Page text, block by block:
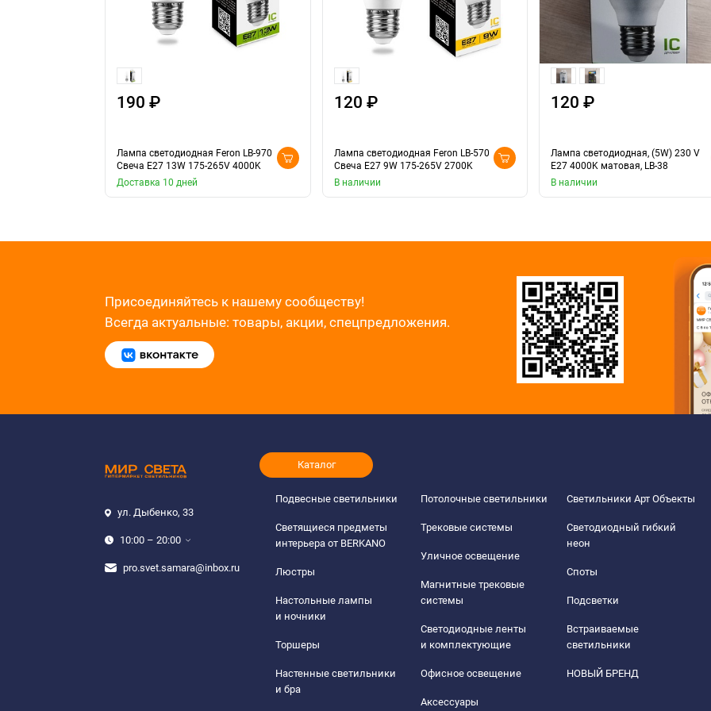
190 ₽
Лампа светодиодная Feron LB-970
Свеча E27 13W 175-265V 4000K
Доставка 10 дней
120 ₽
Лампа светодиодная Feron LB-570
Свеча E27 9W 175-265V 2700K
В наличии
120 ₽
Лампа светодиодная, (5W) 230 V
E27 4000K матовая, LB-38
В наличии
Присоединяйтесь к нашему сообществу!
Всегда актуальные: товары, акции, спецпредложения.
ул. Дыбенко, 33
10:00 – 20:00
pro.svet.samara@inbox.ru
Каталог
Подвесные светильники
Светящиеся предметы
интерьера от BERKANO
Люстры
Настольные лампы
и ночники
Торшеры
Настенные светильники
и бра
Потолочные светильники
Трековые системы
Уличное освещение
Магнитные трековые
системы
Светодиодные ленты
и комплектующие
Офисное освещение
Аксессуары
Светильники Арт Объекты
Светодиодный гибкий
неон
Споты
Подсветки
Встраиваемые
светильники
НОВЫЙ БРЕНД